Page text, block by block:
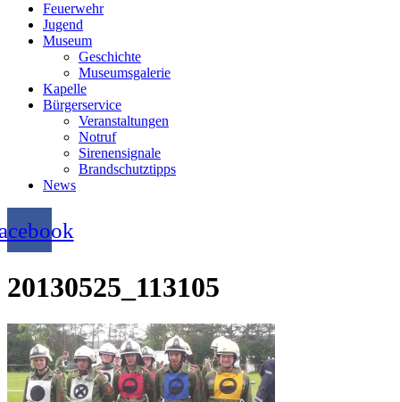
Feuerwehr
Jugend
Museum
Geschichte
Museumsgalerie
Kapelle
Bürgerservice
Veranstaltungen
Notruf
Sirenensignale
Brandschutztipps
News
20130525_113105